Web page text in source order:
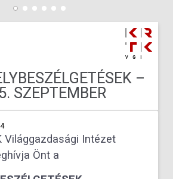
–
SZEPTEMBER
Világgazdasági Intézet
Önt a